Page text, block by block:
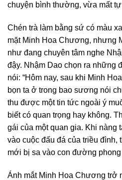
chuyện bình thường, vừa mất
Chén trà làm bằng sứ có màu
mặt Minh Hoa Chương, nhưng
như đang chuyên tâm nghe
đậy. Nhậm Dao chọn ra những
nói: “Hôm nay, sau khi Minh
bọn ta ở trong bao sương nói
thu được một tin tức ngoài ý
biết có quan trọng hay không.
gái của một quan gia. Khi nàng
vào cuộc đấu đá của triều đình,
mới bị sa vào con đường phong
Ánh mắt Minh Hoa Chương trở